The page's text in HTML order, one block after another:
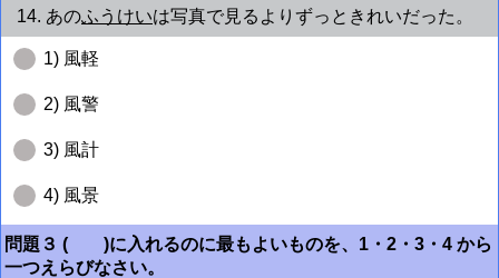
14. あのふうけいは写真で見るよりずっときれいだった。
1) 風軽
2) 風警
3) 風計
4) 風景
問題３ ( )に入れるのに最もよいものを、1・2・3・4 から
一つえらびなさい。